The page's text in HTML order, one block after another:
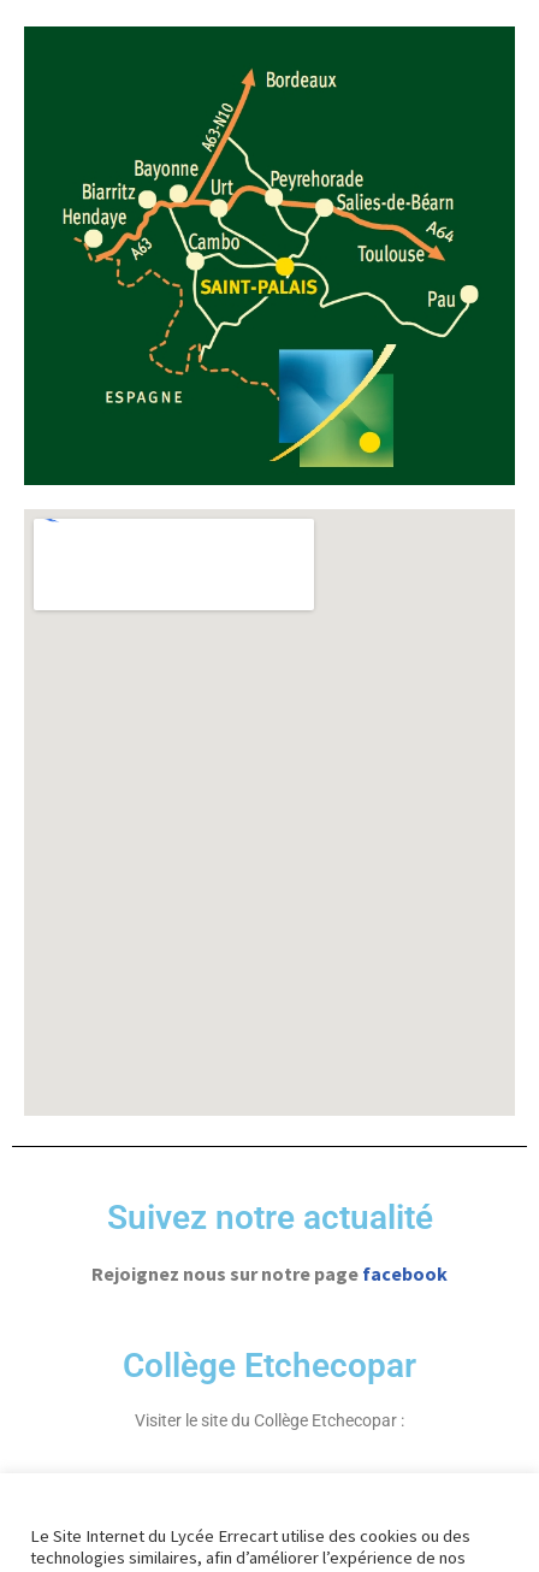
Suivez notre actualité
Rejoignez nous sur notre page facebook
Collège Etchecopar
Visiter le site du Collège Etchecopar :
Le Site Internet du Lycée Errecart utilise des cookies ou des
technologies similaires, afin d’améliorer l’expérience de nos